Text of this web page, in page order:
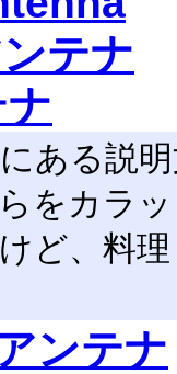
テナ
ある説
をカラ
ど、料
ンテナ